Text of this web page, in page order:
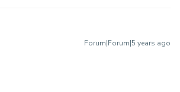
Forum|Forum|5 years ago